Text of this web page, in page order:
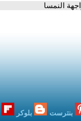
النمسا
بنترست بلوكر